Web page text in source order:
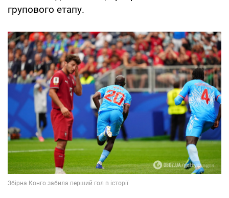
групового етапу.